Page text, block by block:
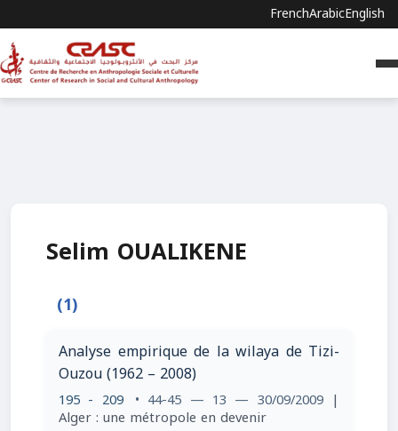
FrenchArabicEnglish
Selim OUALIKENE
(1)
Analyse empirique de la wilaya de Tizi-
Ouzou (1962 – 2008)
195 - 209 • 44-45 — 13 — 30/09/2009 |
Alger : une métropole en devenir